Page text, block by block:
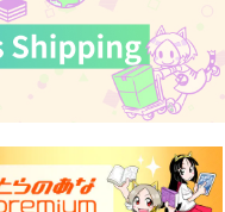
虹色モンブラン
472円（税込）
食満留三郎×善法寺伊作
作品詳細